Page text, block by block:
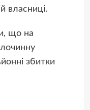
власниці.
що на
збитки